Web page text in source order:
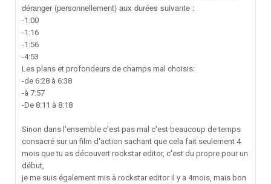
déranger (personnellement) aux durées suivante :
-1:00
-1:16
-1:56
-4:53
Les plans et profondeurs de champs mal choisis:
-de 6:28 à 6:38
-à 7:57
-De 8:11 à 8:18
Sinon dans l'ensemble c'est pas mal c'est beaucoup de temps
consacré sur un film d'action sachant que cela fait seulement 4
mois que tu as découvert rockstar editor, c'est du propre pour un
début,
je me suis également mis à rockstar editor il y a 4mois, mais bon